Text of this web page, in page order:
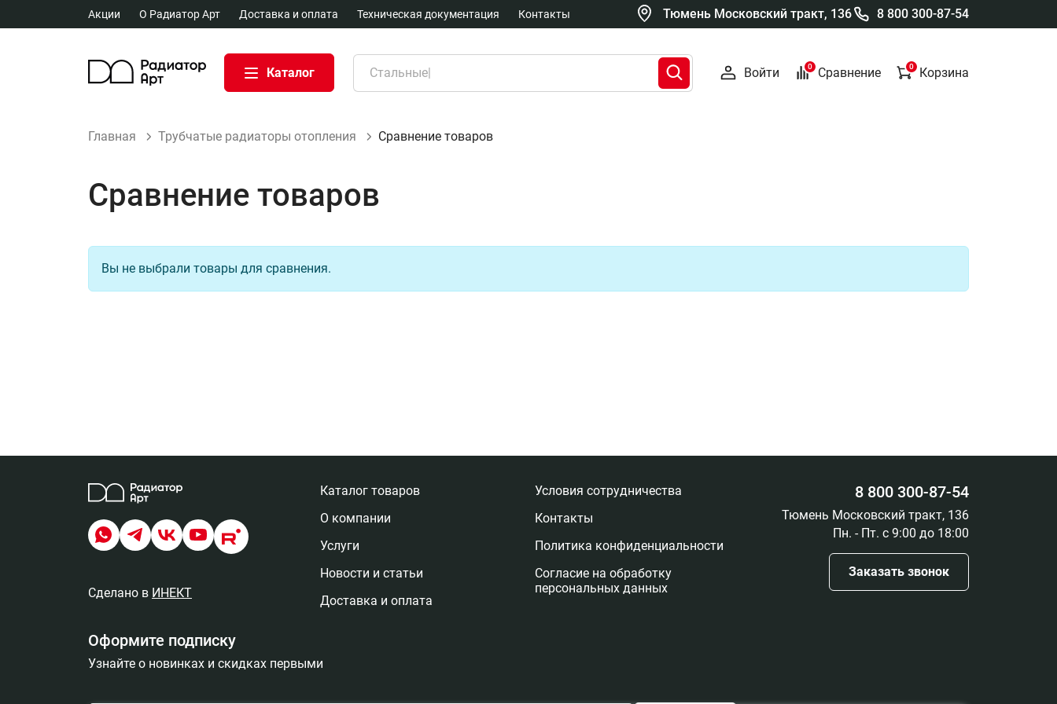
Акции О Радиатор Арт Доставка и оплата Техническая документация Контакты Тюмень Московский тракт, 136 8 800 300-87-54
Каталог Войти Сравнение
0 Корзина
0
Главная Трубчатые радиаторы отопления Сравнение товаров
Сравнение товаров
Вы не выбрали товары для сравнения.
Сделано в ИНЕКТ
Каталог товаров
О компании
Услуги
Новости и статьи
Доставка и оплата
Условия сотрудничества
Контакты
Политика конфиденциальности
Согласие на обработку
персональных данных
8 800 300-87-54
Тюмень Московский тракт, 136
Пн. - Пт. с 9:00 до 18:00
Заказать звонок
Оформите подписку
Узнайте о новинках и скидках первыми